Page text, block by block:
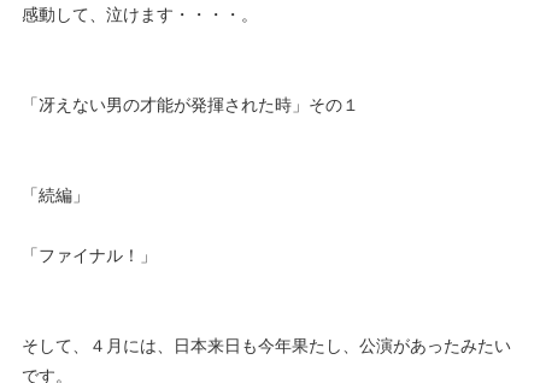
感動して、泣けます・・・・。
「冴えない男の才能が発揮された時」その１
「続編」
「ファイナル！」
そして、４月には、日本来日も今年果たし、公演があったみたい
です。